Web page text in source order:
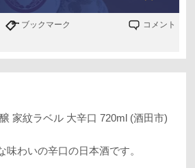
ブックマーク コメント
家紋ラベル 大辛口 720ml (酒田市)
味わいの辛口の日本酒です。